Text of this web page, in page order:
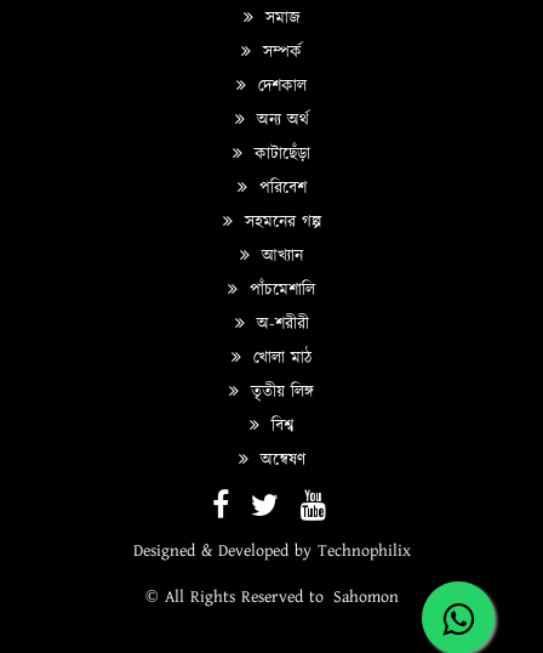
সমাজ
সম্পর্ক
দেশকাল
অন্য অর্থ
কাটাছেঁড়া
পরিবেশ
সহমনের গল্প
আখ্যান
পাঁচমেশালি
অ-শরীরী
খোলা মাঠ
তৃতীয় লিঙ্গ
বিশ্ব
অন্বেষণ
Designed & Developed by Technophilix
© All Rights Reserved to Sahomon